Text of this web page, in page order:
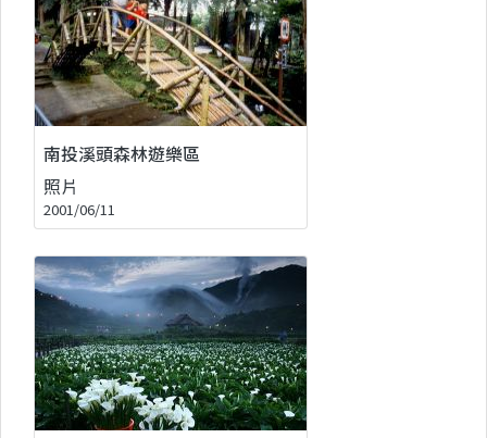
南投溪頭森林遊樂區
照片
2001/06/11